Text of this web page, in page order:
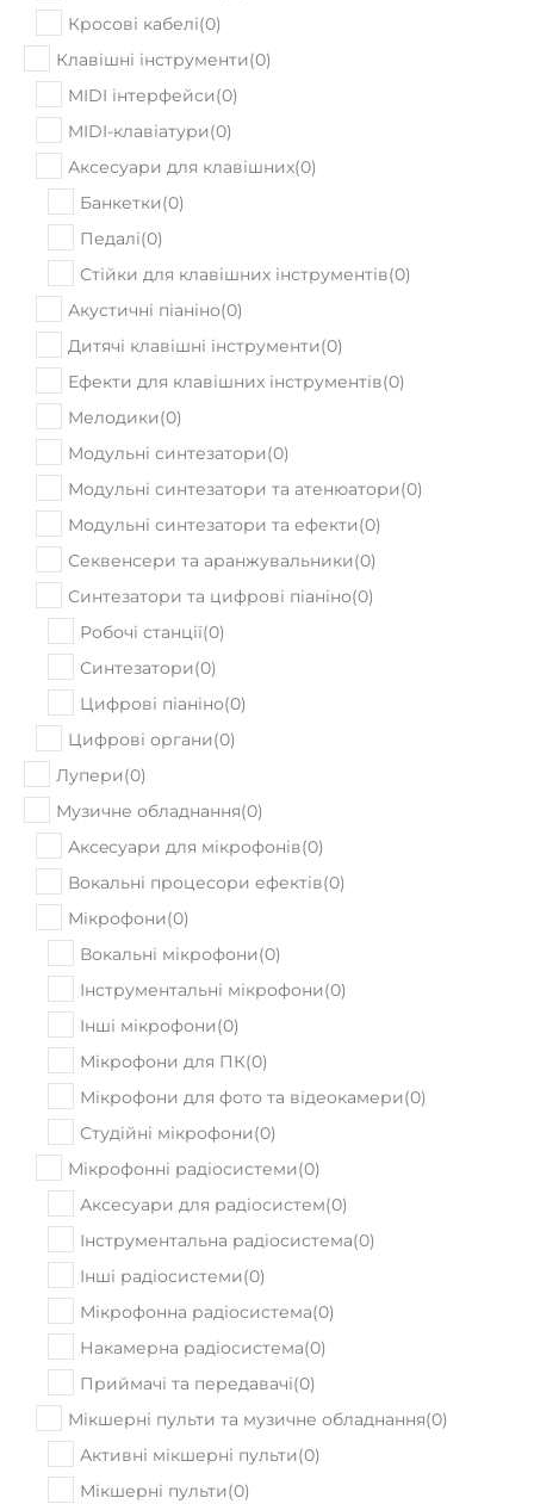
Кросові кабелі(0)
Клавішні інструменти(0)
MIDI інтерфейси(0)
MIDI-клавіатури(0)
Аксесуари для клавішних(0)
Банкетки(0)
Педалі(0)
Стійки для клавішних інструментів(0)
Акустичні піаніно(0)
Дитячі клавішні інструменти(0)
Ефекти для клавішних інструментів(0)
Мелодики(0)
Модульні синтезатори(0)
Модульні синтезатори та атенюатори(0)
Модульні синтезатори та ефекти(0)
Секвенсери та аранжувальники(0)
Синтезатори та цифрові піаніно(0)
Робочі станції(0)
Синтезатори(0)
Цифрові піаніно(0)
Цифрові органи(0)
Лупери(0)
Музичне обладнання(0)
Аксeсуари для мікрофонів(0)
Вокальні процесори ефектів(0)
Мікрофони(0)
Вокальні мікрофони(0)
Інструментальні мікрофони(0)
Інші мікрофони(0)
Мікрофони для ПК(0)
Мікрофони для фото та відеокамери(0)
Студійні мікрофони(0)
Мікрофонні радіосистеми(0)
Аксесуари для радіосистем(0)
Інструментальна радіосистема(0)
Інші радіосистеми(0)
Мікрофонна радіосистема(0)
Накамерна радіосистема(0)
Приймачі та передавачі(0)
Мікшерні пульти та музичне обладнання(0)
Активні мікшерні пульти(0)
Мікшерні пульти(0)